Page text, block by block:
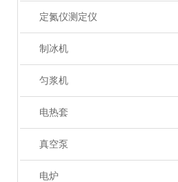
定氮仪测定仪
制冰机
匀浆机
电热套
真空泵
电炉